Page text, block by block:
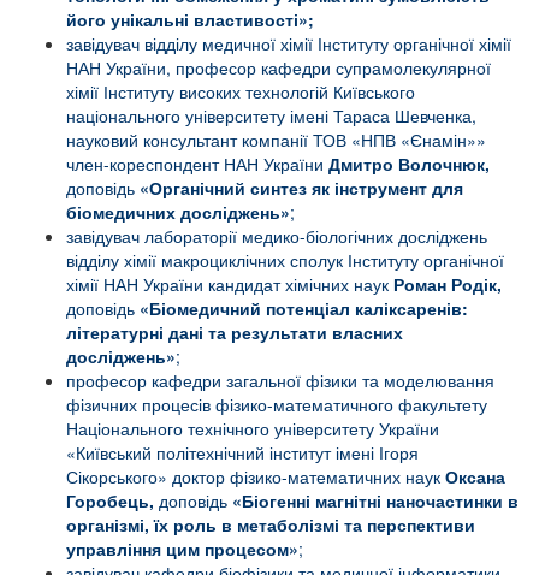
його унікальні властивості»;
завідувач відділу медичної хімії Інституту органічної хімії
НАН України, професор кафедри супрамолекулярної
хімії Інституту високих технологій Київського
національного університету імені Тараса Шевченка,
науковий консультант компанії ТОВ «НПВ «Єнамін»»
член-кореспондент НАН України Дмитро Волочнюк,
доповідь «Органічний синтез як інструмент для
біомедичних досліджень»;
завідувач лабораторії медико-біологічних досліджень
відділу хімії макроциклічних сполук Інституту органічної
хімії НАН України кандидат хімічних наук Роман Родік,
доповідь «Біомедичний потенціал каліксаренів:
літературні дані та результати власних
досліджень»;
професор кафедри загальної фізики та моделювання
фізичних процесів фізико-математичного факультету
Національного технічного університету України
«Київський політехнічний інститут імені Ігоря
Сікорського» доктор фізико-математичних наук Оксана
Горобець, доповідь «Біогенні магнітні наночастинки в
організмі, їх роль в метаболізмі та перспективи
управління цим процесом»;